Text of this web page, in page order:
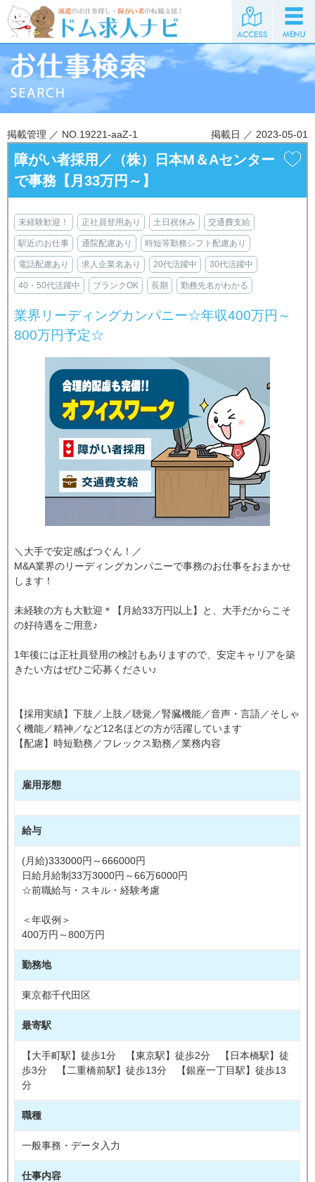
掲載管理 ／ NO.19221-aaZ-1 掲載日 ／ 2023-05-01
障がい者採用／（株）日本M＆Aセンター
で事務【月33万円～】
未経験歓迎！ 正社員登用あり 土日祝休み 交通費支給
駅近のお仕事 通院配慮あり 時短等勤務シフト配慮あり
電話配慮あり 求人企業名あり 20代活躍中 30代活躍中
40・50代活躍中 ブランクOK 長期 勤務先名がわかる
業界リーディングカンパニー☆年収400万円～
800万円予定☆
＼大手で安定感ばつぐん！／
M&A業界のリーディングカンパニーで事務のお仕事をおまかせ
します！
未経験の方も大歓迎＊【月給33万円以上】と、大手だからこそ
の好待遇をご用意♪
1年後には正社員登用の検討もありますので、安定キャリアを築
きたい方はぜひご応募ください♪
【採用実績】下肢／上肢／聴覚／腎臓機能／音声・言語／そしゃ
く機能／精神／など12名ほどの方が活躍しています
【配慮】時短勤務／フレックス勤務／業務内容
雇用形態
給与
(月給)333000円～666000円
日給月給制33万3000円～66万6000円
☆前職給与・スキル・経験考慮
＜年収例＞
400万円～800万円
勤務地
東京都千代田区
最寄駅
【大手町駅】徒歩1分 【東京駅】徒歩2分 【日本橋駅】徒
歩3分 【二重橋前駅】徒歩13分 【銀座一丁目駅】徒歩13
分
職種
一般事務・データ入力
仕事内容